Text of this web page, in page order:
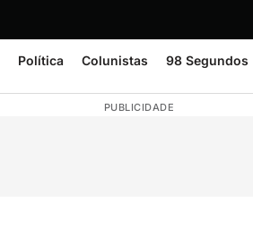
Política Colunistas 98 Segundos
PUBLICIDADE